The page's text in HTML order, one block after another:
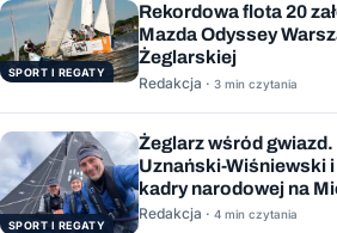
SPORT I REGATY
Rekordowa flota 20
Mazda Odyssey
Żeglarskiej
Redakcja · 3 min czytania
SPORT I REGATY
Żeglarz wśród gwiazd.
Uznański-Wiśniewski
kadry narodowej na
Stację Kosmiczną
Redakcja · 4 min czytania